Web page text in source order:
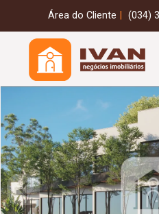
Área do Cliente (034)